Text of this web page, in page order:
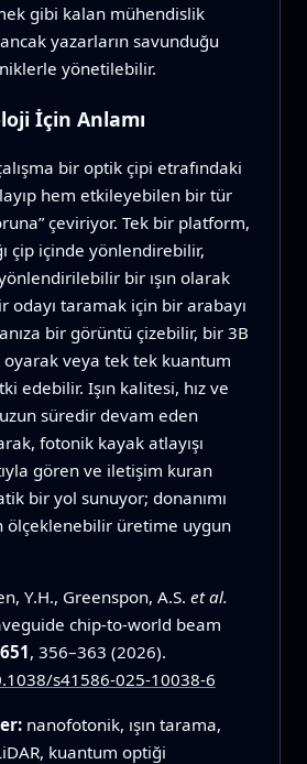
gibi kalan mühendislik
yazarların savunduğu
yönetilebilir.
İçin Anlamı
bir optik çipi etrafındaki
hem etkileyebilen bir tür
çeviriyor. Tek bir platform,
çip içinde yönlendirebilir,
bir ışın olarak
odayı taramak için bir arabayı
bir görüntü çizebilir, bir 3B
oyarak veya tek tek kuantum
edebilir. Işın kalitesi, hız ve
süredir devam eden
fotonik kayak atlayışı
gören ve iletişim kuran
bir yol sunuyor; donanımı
ölçeklenebilir üretime uygun
Y.H., Greenspon, A.S. et al.
chip-to-world beam
651, 356–363 (2026).
s41586-025-10038-6
nanofotonik, ışın tarama,
kuantum optiği